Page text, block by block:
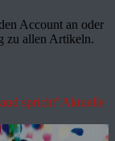
Account an oder
zu allen Artikeln.
spricht"Aktuelle